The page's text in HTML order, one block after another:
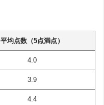
平均点数（5点満点）
4.0
3.9
4.4